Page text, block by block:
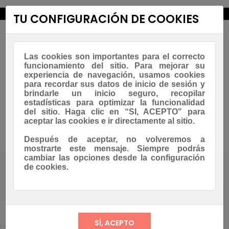
Navegación
de
palanca Asesoramiento Whatsapp
Casa Blog
TU CONFIGURACIÓN DE COOKIES
Las cookies son importantes para el correcto
funcionamiento del sitio. Para mejorar su
experiencia de navegación, usamos cookies
para recordar sus datos de inicio de sesión y
brindarle un inicio seguro, recopilar
estadísticas para optimizar la funcionalidad
del sitio. Haga clic en “SI, ACEPTO" para
aceptar las cookies e ir directamente al sitio.
Después de aceptar, no volveremos a
mostrarte este mensaje. Siempre podrás
cambiar las opciones desde la configuración
de cookies.